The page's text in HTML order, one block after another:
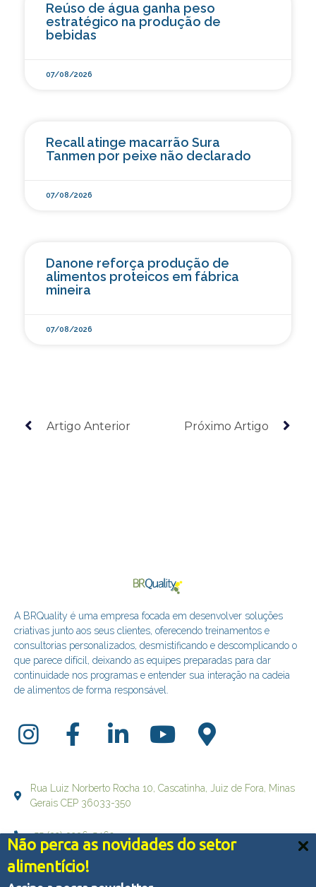
Não perca as novidades do setor
alimentício!
Reúso de água ganha peso
estratégico na produção de
bebidas
07/08/2026
Recall atinge macarrão Sura
Tanmen por peixe não declarado
07/08/2026
Danone reforça produção de
alimentos proteicos em fábrica
mineira
07/08/2026
Artigo Anterior Próximo Artigo
A BRQuality é uma empresa focada em desenvolver soluções
criativas junto aos seus clientes, oferecendo treinamentos e
consultorias personalizados, desmistificando e descomplicando o
que parece difícil, deixando as equipes preparadas para dar
continuidade nos programas e entender sua interação na cadeia
de alimentos de forma responsável.
Rua Luiz Norberto Rocha 10, Cascatinha, Juiz de Fora, Minas
Gerais CEP 36033-350
+55 (32) 3236-5469
falecom@brqualityconsultoria.com.br
Nós usamos cookies e outras tecnologias semelhantes
para melhorar a sua experiência em nossos serviços,